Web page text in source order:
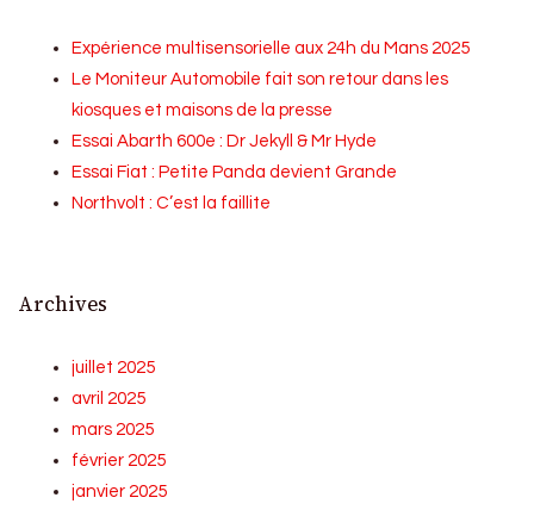
Expérience multisensorielle aux 24h du Mans 2025
Le Moniteur Automobile fait son retour dans les
kiosques et maisons de la presse
Essai Abarth 600e : Dr Jekyll & Mr Hyde
Essai Fiat : Petite Panda devient Grande
Northvolt : C’est la faillite
Archives
juillet 2025
avril 2025
mars 2025
février 2025
janvier 2025